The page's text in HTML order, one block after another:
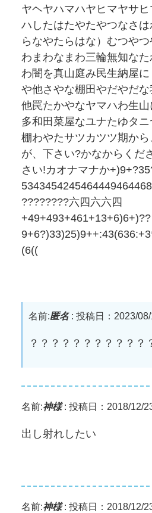
ヤヘヤハマハヤヒマヤサ
ハしたはたやたやつなさ
らなやたらはな）むつや
わまわなまわ三輪無知な
わ闇を真山庭み民生納屋
や他さやな棚田やだやだ
他罠たかやなヤマハわ生
多和田菜屋なユナたゆタニ
棚わやたサツカツツ期か
が、下さい?かなからくだ
さい!カオナマナか
????????六四六六四
+49+493+461+13+6)6+)??
(6((
名前:匿名: 投稿日：2023/
？？？？？？？？？？？
名前:神様: 投稿日：2018/12/
出し射れしたい
名前:神様: 投稿日：2018/12/